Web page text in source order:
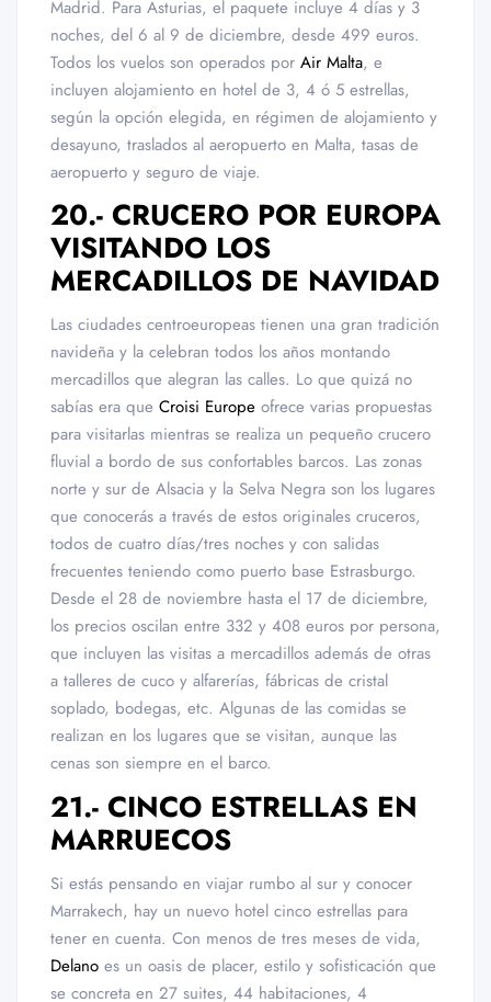
Madrid. Para Asturias, el paquete incluye 4 días y 3
noches, del 6 al 9 de diciembre, desde 499 euros.
Todos los vuelos son operados por Air Malta, e
incluyen alojamiento en hotel de 3, 4 ó 5 estrellas,
según la opción elegida, en régimen de alojamiento y
desayuno, traslados al aeropuerto en Malta, tasas de
aeropuerto y seguro de viaje.
20.- CRUCERO POR EUROPA
VISITANDO LOS
MERCADILLOS DE NAVIDAD
Las ciudades centroeuropeas tienen una gran tradición
navideña y la celebran todos los años montando
mercadillos que alegran las calles. Lo que quizá no
sabías era que Croisi Europe ofrece varias propuestas
para visitarlas mientras se realiza un pequeño crucero
fluvial a bordo de sus confortables barcos. Las zonas
norte y sur de Alsacia y la Selva Negra son los lugares
que conocerás a través de estos originales cruceros,
todos de cuatro días/tres noches y con salidas
frecuentes teniendo como puerto base Estrasburgo.
Desde el 28 de noviembre hasta el 17 de diciembre,
los precios oscilan entre 332 y 408 euros por persona,
que incluyen las visitas a mercadillos además de otras
a talleres de cuco y alfarerías, fábricas de cristal
soplado, bodegas, etc. Algunas de las comidas se
realizan en los lugares que se visitan, aunque las
cenas son siempre en el barco.
21.- CINCO ESTRELLAS EN
MARRUECOS
Si estás pensando en viajar rumbo al sur y conocer
Marrakech, hay un nuevo hotel cinco estrellas para
tener en cuenta. Con menos de tres meses de vida,
Delano es un oasis de placer, estilo y sofisticación que
se concreta en 27 suites, 44 habitaciones, 4